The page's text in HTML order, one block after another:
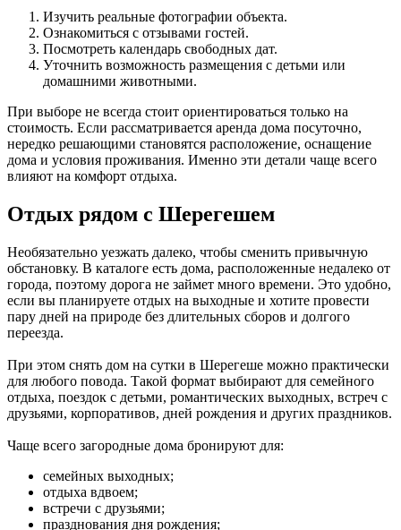
Изучить реальные фотографии объекта.
Ознакомиться с отзывами гостей.
Посмотреть календарь свободных дат.
Уточнить возможность размещения с детьми или
домашними животными.
При выборе не всегда стоит ориентироваться только на
стоимость. Если рассматривается аренда дома посуточно,
нередко решающими становятся расположение, оснащение
дома и условия проживания. Именно эти детали чаще всего
влияют на комфорт отдыха.
Отдых рядом с Шерегешем
Необязательно уезжать далеко, чтобы сменить привычную
обстановку. В каталоге есть дома, расположенные недалеко от
города, поэтому дорога не займет много времени. Это удобно,
если вы планируете отдых на выходные и хотите провести
пару дней на природе без длительных сборов и долгого
переезда.
При этом снять дом на сутки в Шерегеше можно практически
для любого повода. Такой формат выбирают для семейного
отдыха, поездок с детьми, романтических выходных, встреч с
друзьями, корпоративов, дней рождения и других праздников.
Чаще всего загородные дома бронируют для:
семейных выходных;
отдыха вдвоем;
встречи с друзьями;
празднования дня рождения;